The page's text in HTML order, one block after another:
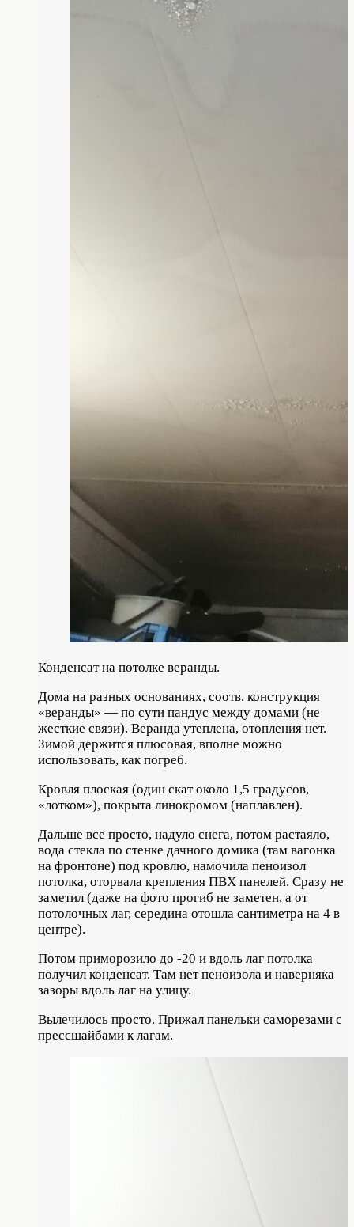
Конденсат на потолке веранды.
Дома на разных основаниях, соотв. конструкция
«веранды» — по сути пандус между домами (не
жесткие связи). Веранда утеплена, отопления нет.
Зимой держится плюсовая, вполне можно
использовать, как погреб.
Кровля плоская (один скат около 1,5 градусов,
«лотком»), покрыта линокромом (наплавлен).
Дальше все просто, надуло снега, потом растаяло,
вода стекла по стенке дачного домика (там вагонка
на фронтоне) под кровлю, намочила пеноизол
потолка, оторвала крепления ПВХ панелей. Сразу не
заметил (даже на фото прогиб не заметен, а от
потолочных лаг, середина отошла сантиметра на 4 в
центре).
Потом приморозило до -20 и вдоль лаг потолка
получил конденсат. Там нет пеноизола и наверняка
зазоры вдоль лаг на улицу.
Вылечилось просто. Прижал панельки саморезами с
прессшайбами к лагам.